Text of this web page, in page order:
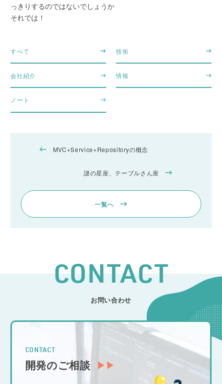
っきりするのではないでしょうか
それでは！
すべて 技術
会社紹介 情報
ノート
MVC+Service+Repositoryの概念
謎の星座、テーブルさん座
一覧へ
CONTACT
お問い合わせ
CONTACT
開発のご相談